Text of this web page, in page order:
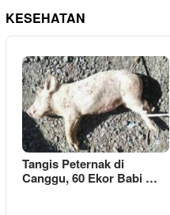
KESEHATAN
Tangis Peternak di
Canggu, 60 Ekor Babi …